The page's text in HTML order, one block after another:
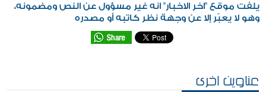
يلفت موقع "اخر الاخبار" انه غير مسؤول عن النص ومضمونه،
وهو لا يعبّر إلا عن وجهة نظر كاتبه أو مصدره
عناوين اخرى